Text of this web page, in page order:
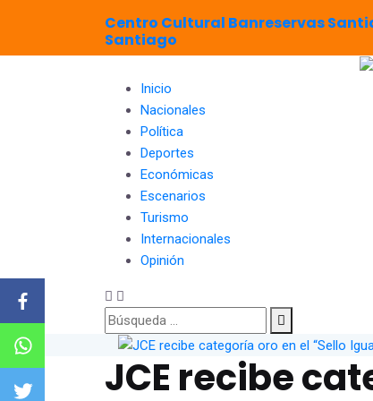
Centro Cultural Banreservas
Santiago
Inicio
Nacionales
Política
Deportes
Económicas
Escenarios
Turismo
Internacionales
Opinión
JCE recibe